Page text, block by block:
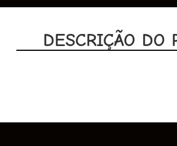
DESCRIÇÃO DO